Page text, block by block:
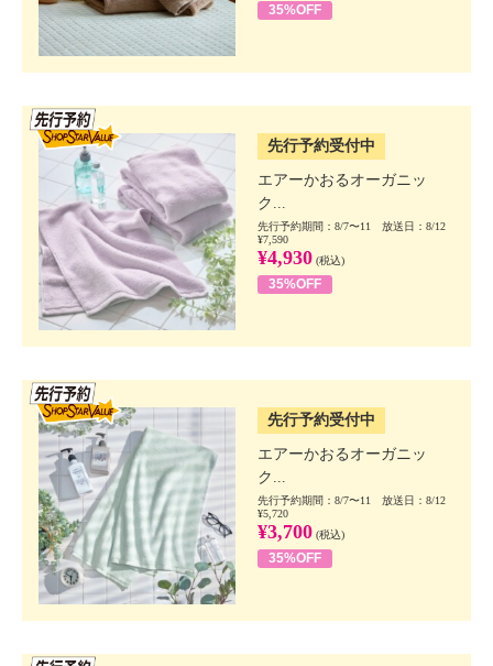
35%OFF
先行予約受付中
エアーかおるオーガニッ
ク...
先行予約期間：8/7〜11 放送日：8/12
¥7,590
¥4,930 (税込)
35%OFF
先行予約受付中
エアーかおるオーガニッ
ク...
先行予約期間：8/7〜11 放送日：8/12
¥5,720
¥3,700 (税込)
35%OFF